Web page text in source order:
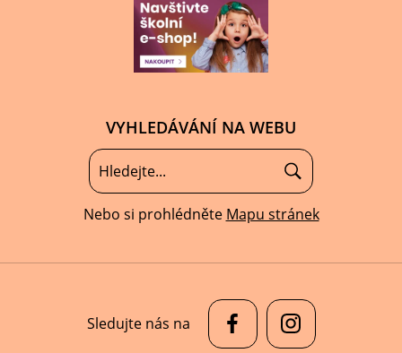
VYHLEDÁVÁNÍ NA WEBU
Nebo si prohlédněte Mapu stránek
Sledujte nás na